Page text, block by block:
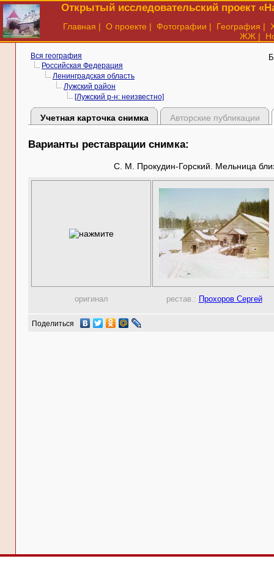
Открытый исследовательский проект
Главная | О проекте | Фотографии | География |
ЖЖ |
Вся география
Российская Федерация
Ленинградская область
Лужский район
[Лужский р-н: неизвестно]
Учетная карточка снимка Авторские публикации
Варианты реставрации снимка:
С. М. Прокудин-Горский. Мельница
оригинал рестав.: Прохоров Сергей
Поделиться